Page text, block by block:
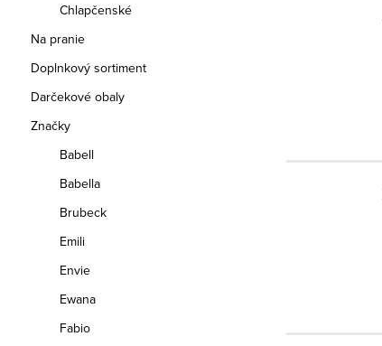
Chlapčenské
Na pranie
Doplnkový sortiment
Darčekové obaly
Značky
Babell
Babella
Brubeck
Emili
Envie
Ewana
Fabio